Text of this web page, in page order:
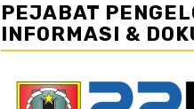
PEJABAT
INFORMASI &